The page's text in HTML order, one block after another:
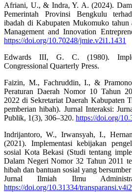
Afriani, U., & Indra, Y. A. (2024).
Pemerintah Provinsi Bengkulu
ibadah di Kabupaten Mukomuko tahun
Management and Innovation
https://doi.org/10.70248/jmie.v2i1.1431
Edwards III, G. C. (1980).
Congressional Quarterly Press.
Faizin, M., Fachruddin, I., &
Peraturan Daerah Nomor 10 Tahun
2022 di Sekretariat Daerah Kabupaten
pemberian hibah). Jurnal Interaksi:
Publik, 1(3), 306–320. https://doi.org/
Indrijantoro, W., Irwansyah, I.,
(2021). Implementasi kebijakan
sosial Kota Bekasi (Studi tentang
Dalam Negeri Nomor 32 Tahun 2011
hibah dan bantuan sosial yang
Jurnal Ilmiah Ilmu
https://doi.org/10.31334/